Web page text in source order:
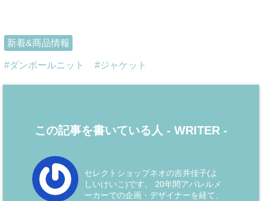
新着&商品情報
ダンボールニット ジャケット
この記事を書いている人 - WRITER -
セレクトショップネオの吉井佳子(よ
しいけいこ)です。 20年間アパレルメ
ーカーでの企画・デザイナーを経て、